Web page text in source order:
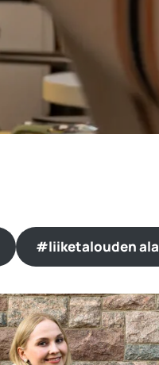
#liiketalouden ala